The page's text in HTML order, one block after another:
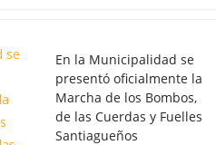
En la Municipalidad se
presentó oficialmente la
Marcha de los Bombos,
de las Cuerdas y Fuelles
Santiagueños